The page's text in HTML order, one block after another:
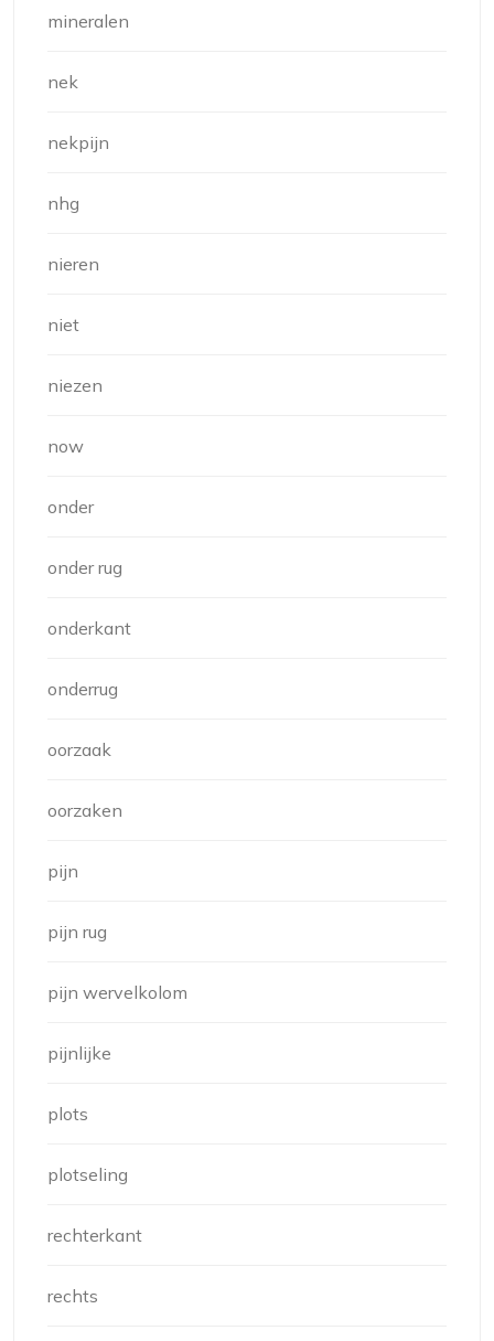
mineralen
nek
nekpijn
nhg
nieren
niet
niezen
now
onder
onder rug
onderkant
onderrug
oorzaak
oorzaken
pijn
pijn rug
pijn wervelkolom
pijnlijke
plots
plotseling
rechterkant
rechts